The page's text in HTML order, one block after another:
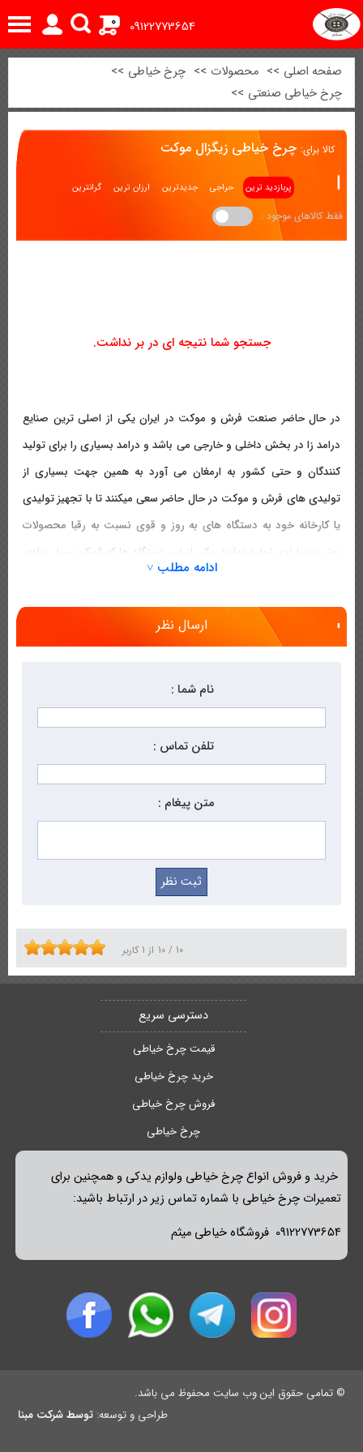
09122773654
0
صفحه اصلی >> محصولات >> چرخ خیاطی >>
چرخ خیاطی صنعتی >>
کالا برای: چرخ خیاطی زیگزال موکت
پربازدید ترین حراجی جدیدترین ارزان ترین گرانترین
فقط کالاهای موجود :
جستجو شما نتیجه ای در بر نداشت.
در حال حاضر صنعت فرش و موکت در ایران یکی از اصلی ترین صنایع
درامد زا در بخش داخلی و خارجی می باشد و درامد بسیاری را برای تولید
کنندگان و حتی کشور به ارمغان می آورد به همین جهت بسیاری از
تولیدی های فرش و موکت در حال حاضر سعی میکنند تا با تجهیز تولیدی
یا کارخانه خود به دستگاه های به روز و قوی نسبت به رقبا محصولات
بهتر و زیبا تری تولید نمایند. یکی از این دستگاه ها که کمک بسیار زیادی
به تولید موکت های با کیفیت می نماید
باشد. از ویژگی های این دسته ازچرخ خیاطیمی توان به توانایی دوخت
موکت های معمولی تا ضخیم ، صدا و لرزش کم اشاره نمود. البته باید
دارد که در صفحه مخصوص به هر یک به توضیح در مورد آنها خواهیم
پرداخت.
ادامه مطلب ˅
ارسال نظر
نام شما :
تلفن تماس :
متن پیغام :
10 / 10 از 1 کاربر
دسترسی سریع
قیمت چرخ خیاطی
خرید چرخ خیاطی
فروش چرخ خیاطی
چرخ خیاطی
خرید و فروش انواع چرخ خیاطی ولوازم یدکی و همچنین برای
تعمیرات چرخ خیاطی با شماره تماس زیر در ارتباط باشید:
09122773654 فروشگاه خیاطی میثم
© تمامی حقوق این وب سایت محفوظ می باشد.
طراحی و توسعه: توسط شرکت مبنا